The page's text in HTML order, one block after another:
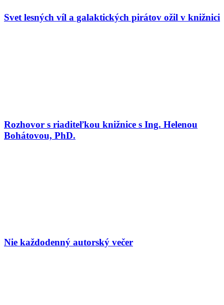
Svet lesných víl a galaktických pirátov ožil v knižnici
Rozhovor s riaditeľkou knižnice s Ing. Helenou
Bohátovou, PhD.
Nie každodenný autorský večer